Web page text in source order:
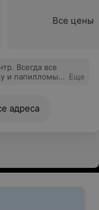
Все цены
Всегда все
и папилломы.
Вам!
Еще
адреса